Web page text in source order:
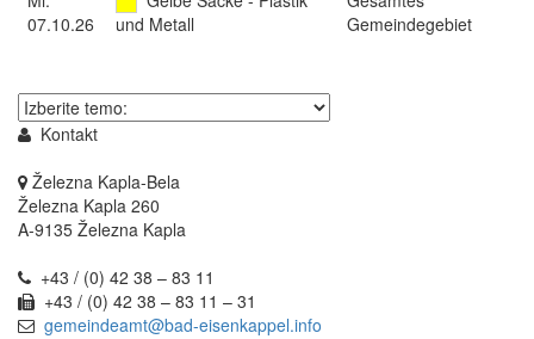
07.10.26
und Metall
Gemeindegebiet
Thema
wählen
Kontakt
Železna Kapla-Bela
Železna Kapla 260
A-9135 Železna Kapla
+43 / (0) 42 38 – 83 11
+43 / (0) 42 38 – 83 11 – 31
gemeindeamt@bad-eisenkappel.info